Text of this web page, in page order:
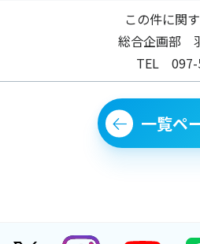
この件に関
総合企画部
TEL 097-
一覧ペ